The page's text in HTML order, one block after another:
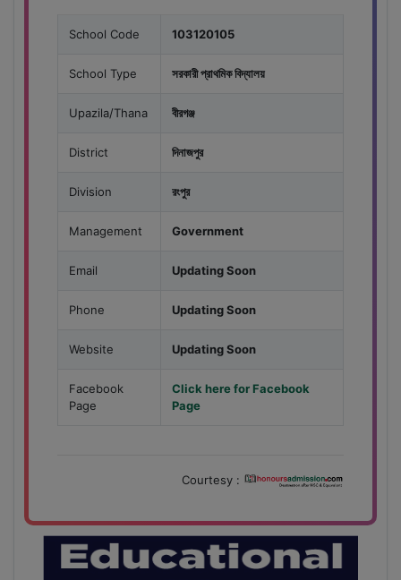
School Code 103120105
School Type সরকারী প্রাথমিক বিদ্যালয়
Upazila/Thana বীরগঞ্জ
District দিনাজপুর
Division রংপুর
Management Government
Email Updating Soon
Phone Updating Soon
Website Updating Soon
Facebook
Page
Click here for Facebook
Page
Courtesy :